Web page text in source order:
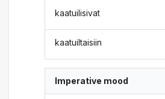
kaatuilisivat
kaatuiltaisiin
Imperative mood